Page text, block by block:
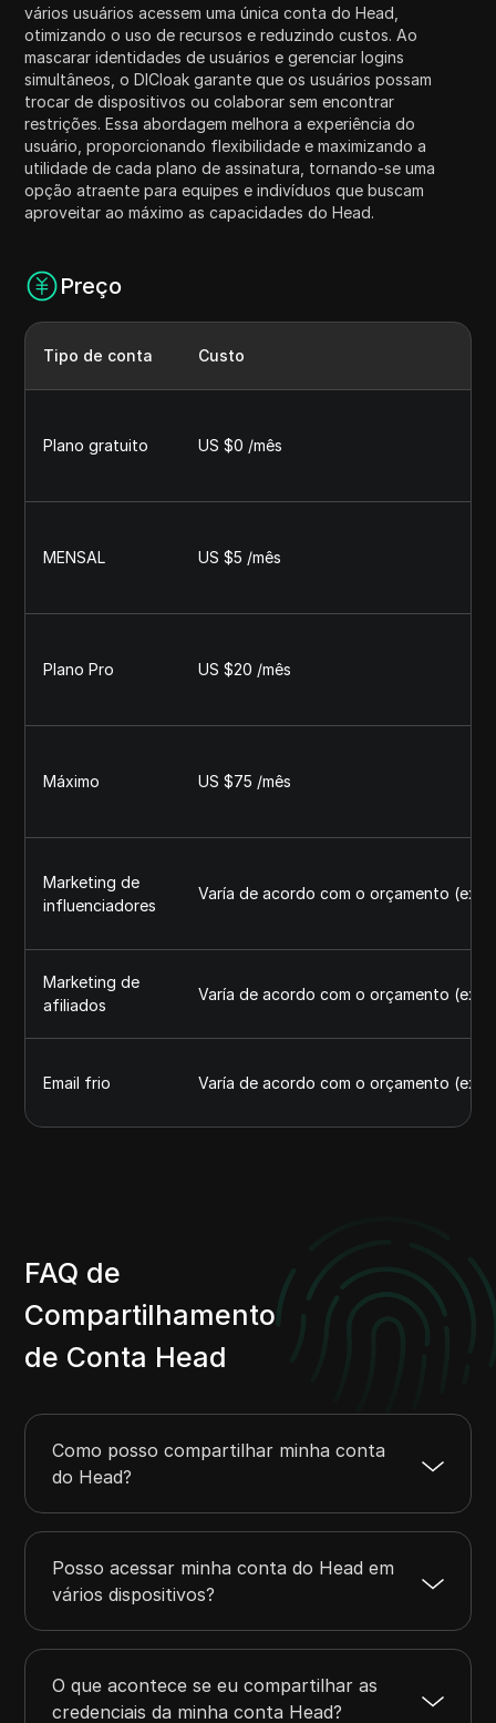
vários usuários acessem uma única conta do Head,
otimizando o uso de recursos e reduzindo custos. Ao
mascarar identidades de usuários e gerenciar logins
simultâneos, o DICloak garante que os usuários possam
trocar de dispositivos ou colaborar sem encontrar
restrições. Essa abordagem melhora a experiência do
usuário, proporcionando flexibilidade e maximizando a
utilidade de cada plano de assinatura, tornando-se uma
opção atraente para equipes e indivíduos que buscam
aproveitar ao máximo as capacidades do Head.
Preço
Tipo de conta Custo
Plano gratuito US $0 /mês
MENSAL US $5 /mês
Plano Pro US $20 /mês
Máximo US $75 /mês
Marketing de
influenciadores
Varía de acordo com o orçamento (ex.:
Marketing de
afiliados
Varía de acordo com o orçamento (ex.:
Email frio Varía de acordo com o orçamento (ex.:
FAQ de
Compartilhamento
de Conta Head
Como posso compartilhar minha conta
do Head?
Posso acessar minha conta do Head em
vários dispositivos?
O que acontece se eu compartilhar as
credenciais da minha conta Head?